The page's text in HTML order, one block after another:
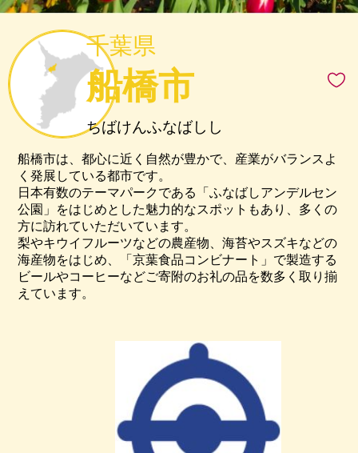
千葉県
船橋市
ちばけんふなばしし
船橋市は、都心に近く自然が豊かで、産業がバランスよ
く発展している都市です。
日本有数のテーマパークである「ふなばしアンデルセン
公園」をはじめとした魅力的なスポットもあり、多くの
方に訪れていただいています。
梨やキウイフルーツなどの農産物、海苔やスズキなどの
海産物をはじめ、「京葉食品コンビナート」で製造する
ビールやコーヒーなどご寄附のお礼の品を数多く取り揃
えています。